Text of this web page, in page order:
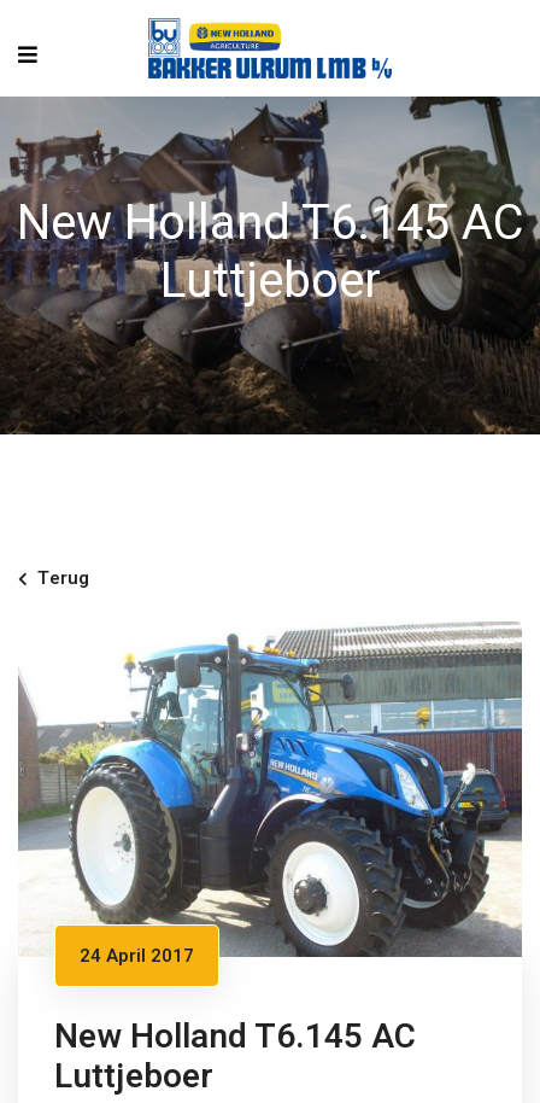
New Holland T6.145 AC
Luttjeboer
Terug
24 April 2017
New Holland T6.145 AC
Luttjeboer